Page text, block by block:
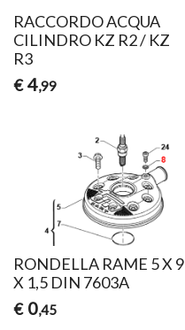
RACCORDO ACQUA
CILINDRO KZ R2 / KZ
R3
€ 4,99
RONDELLA RAME 5 X 9
X 1,5 DIN 7603A
€ 0,45